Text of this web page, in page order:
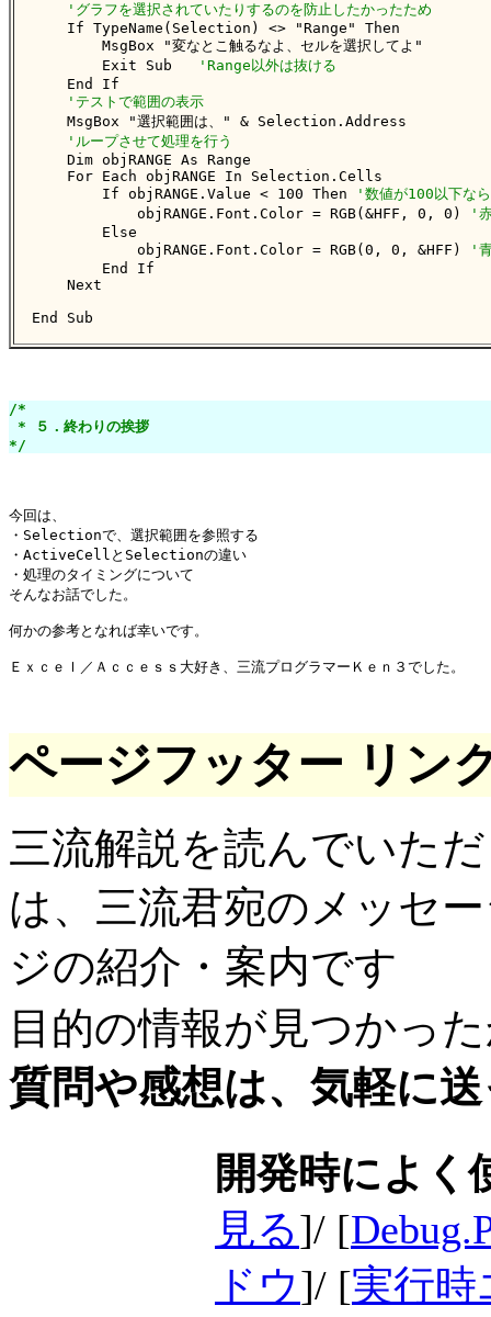
'グラフを選択されていたりするのを防止したかったため
    If TypeName(Selection) <> "Range" Then
        MsgBox "変なとこ触るなよ、セルを選択してよ"
        Exit Sub
'Range以外は抜ける
    End If
'テストで範囲の表示
    MsgBox "選択範囲は、" & Selection.Address
'ループさせて処理を行う
    Dim objRANGE As Range
    For Each objRANGE In Selection.Cells
        If objRANGE.Value < 100 Then
'数値が100以下なら
            objRANGE.Font.Color = RGB(&HFF, 0, 0)
'
        Else
            objRANGE.Font.Color = RGB(0, 0, &HFF)
'
        End If
    Next
End Sub
/*
* ５．終わりの挨拶
*/
今回は、
・Selectionで、選択範囲を参照する
・ActiveCellとSelectionの違い
・処理のタイミングについて
そんなお話でした。
何かの参考となれば幸いです。
ページフッター リン
三流解説を読んでいた
は、三流君宛のメッセ
ジの紹介・案内です
目的の情報が見つかっ
質問や感想は、気軽に
開発時によく
見る]/ [
ドウ]/ [実行時